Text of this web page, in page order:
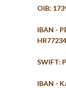
OIB:
IBAN -
SWIFT:
IBAN -